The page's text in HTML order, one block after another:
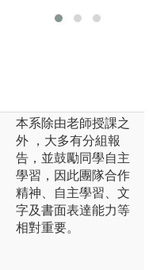
本系除由老師授課之
外 ，大多有分組報
告，並鼓勵同學自主
學習，因此團隊合作
精神、自主學習、文
字及書面表達能力等
相對重要。